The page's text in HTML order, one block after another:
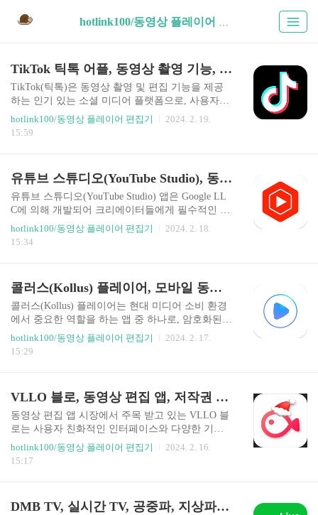
hotlink100/동영상 플레이어 편집기 (10)
TikTok 틱톡 어플, 동영상 촬영 기능, 편리한 편집 도구, 스티커, 필터, 배경음악
TikTok(틱톡)은 동영상 촬영 및 편집 기능을 제공
하는 인기 있는 소셜 미디어 플랫폼으로, 사용자에
게 창의적인 콘텐츠 생성과 공유의 기회를 제공합
니다. 이 앱은 스티커, 필터, 배경음악과 같은 다양
브러리를 통해 다양한 즐거움을 제공하고 있습니
다. 사용자 리뷰에 따르면, TikTok은 전반적으로 긍
정적인 평가를 받고 있지만, 자동 번역의 오류나 관
심 없는 콘텐츠의 반복에 대한 불편함을 표현하는
사용자들도 있습니다. 이에 TikTok은 최근 업데이
hotlink100/동영상 플레이어 편집기
2024. 2. 19.
15:59
유튜브 스튜디오(YouTube Studio), 동영상 편집, 유튜브 채널 관리, 모바일 크리에이터를 위한 필수 도구
유튜브 스튜디오(YouTube Studio) 앱은 Google LL
C에 의해 개발되어 크리에이터들에게 필수적인 도
구로 자리잡은 애플리케이션입니다. 이 앱은 Googl
e Play 스토어에서 4.3의 높은 평점을 기록하고 있
리하고 커뮤니티와 소통할 수 있는 강력한 도구를
제공합니다. 이 앱은 채널 대시보드, 분석 탭, 댓글
관리, 콘텐츠 업데이트, 수익 창출 기능 등 다양한
기능을 제공하며, 크리에이터의 필수 도구로서 활
용됩니다. 사용자 리뷰 대부분은 긍정적으로, 크리
hotlink100/동영상 플레이어 편집기
2024. 2. 18.
15:34
콜러스(Kollus) 플레이어, 모바일 동영상 재생, 암호화된 컨텐츠 재생을 위한 전용 플레이어
콜러스(Kollus) 플레이어는 현대 미디어 소비 환경
에서 중요한 역할을 하는 앱 중 하나로, 암호화된
컨텐츠 재생을 지원하는 전용 플레이어입니다. 이
앱은 사용자들에게 다양한 기능을 제공하며, 100만
4.1 이상의 버전 지원 등 다양한 기능을 제공합니
다. 최근 업데이트는 2023년 12월 13일에 이루어졌
으며, 데이터 보안 측면에서 안전하다고 선언하고
있습니다. 사용자들의 평가에 따르면, 이 앱은 밝기
조절, 오디오 설정, 다운로드 관리와 같은 기능에
hotlink100/동영상 플레이어 편집기
2024. 2. 17.
15:29
VLLO 블로, 동영상 편집 앱, 저작권 문제 없는 배경음악과 효과음, 크로마키, PIP, 모자이크
동영상 편집 앱 시장에서 주목 받고 있는 VLLO 블
로는 사용자 친화적인 인터페이스와 다양한 기능
으로 많은 이들의 관심을 받고 있습니다. 이 앱은
직관적인 UI와 다양한 편집 도구를 제공하며, 4.1
하였으며, 데이터 보안과 개인 정보 보호에 큰 중요
hotlink100/동영상 플레이어 편집기
2024. 2. 16.
15:17
DMB TV, 실시간 TV, 공중파, 지상파, 케이블, 종합편성